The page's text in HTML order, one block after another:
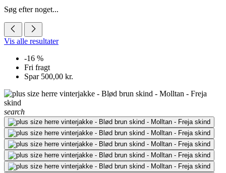
Søg efter noget...
Vis alle resultater
-16 %
Fri fragt
Spar 500,00 kr.
search